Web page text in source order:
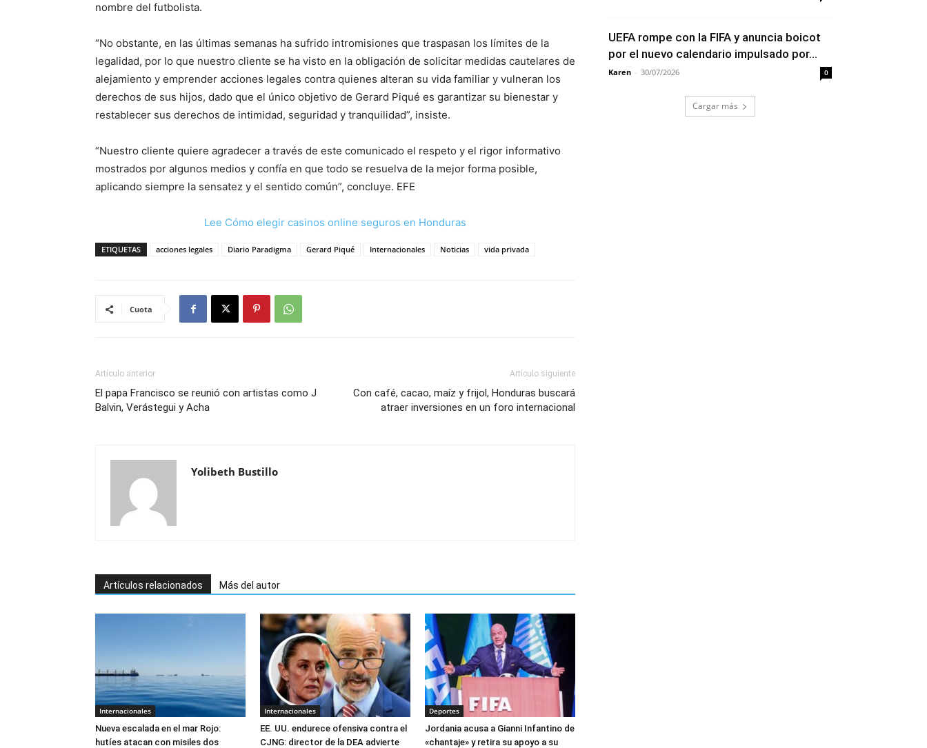
nombre del futbolista.
“No obstante, en las últimas semanas ha sufrido intromisiones que traspasan los límites de la
legalidad, por lo que nuestro cliente se ha visto en la obligación de solicitar medidas cautelares de
alejamiento y emprender acciones legales contra quienes alteran su vida familiar y vulneran los
derechos de sus hijos, dado que el único objetivo de Gerard Piqué es garantizar su bienestar y
restablecer sus derechos de intimidad, seguridad y tranquilidad”, insiste.
“Nuestro cliente quiere agradecer a través de este comunicado el respeto y el rigor informativo
mostrados por algunos medios y confía en que todo se resuelva de la mejor forma posible,
aplicando siempre la sensatez y el sentido común”, concluye. EFE
Lee Cómo elegir casinos online seguros en Honduras
ETIQUETAS acciones legales Diario Paradigma Gerard Piqué Internacionales Noticias vida privada
Cuota
Artículo anterior
El papa Francisco se reunió con artistas como J
Balvin, Verástegui y Acha
Artículo siguiente
Con café, cacao, maíz y frijol, Honduras buscará
atraer inversiones en un foro internacional
Yolibeth Bustillo
Artículos relacionados Más del autor
Internacionales
Nueva escalada en el mar Rojo:
hutíes atacan con misiles dos
Internacionales
EE. UU. endurece ofensiva contra el
CJNG: director de la DEA advierte
Deportes
Jordania acusa a Gianni Infantino de
«chantaje» y retira su apoyo a su
UEFA rompe con la FIFA y anuncia boicot
por el nuevo calendario impulsado por...
Karen - 30/07/2026 0
Cargar más